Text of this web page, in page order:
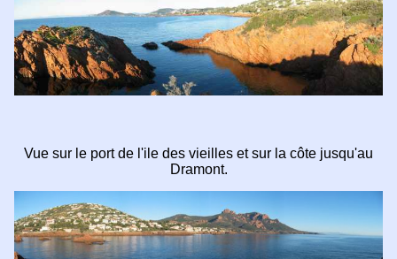
Vue sur le port de l'ile des vieilles et sur la côte jusqu'au
Dramont.